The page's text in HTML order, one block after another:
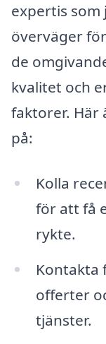
expertis som
överväger
de
kvalitet och
faktorer. Här
på:
Kolla
för att få
rykte.
Kontakta
offerter
tjänster.